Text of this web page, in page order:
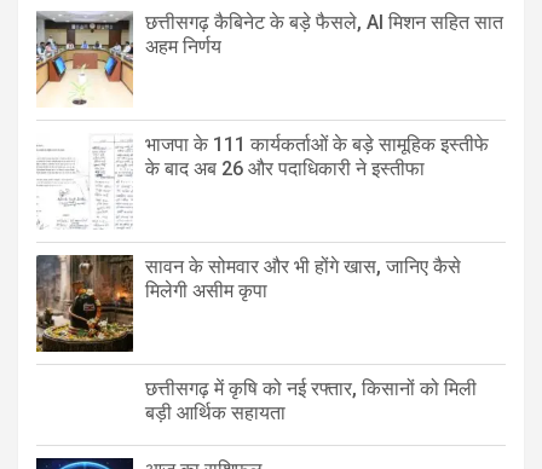
छत्तीसगढ़ कैबिनेट के बड़े फैसले, AI मिशन सहित सात
अहम निर्णय
भाजपा के 111 कार्यकर्ताओं के बड़े सामूहिक इस्तीफे
के बाद अब 26 और पदाधिकारी ने इस्तीफा
सावन के सोमवार और भी होंगे खास, जानिए कैसे
मिलेगी असीम कृपा
छत्तीसगढ़ में कृषि को नई रफ्तार, किसानों को मिली
बड़ी आर्थिक सहायता